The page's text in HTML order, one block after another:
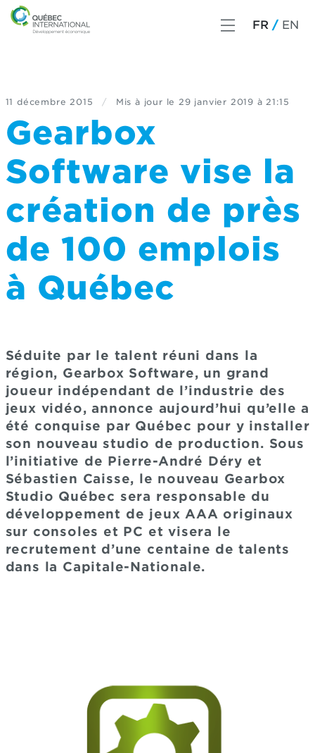
FR EN
11 décembre 2015 / Mis à jour le 29 janvier 2019 à 21:15
Gearbox
Software vise la
création de près
de 100 emplois
à Québec
Séduite par le talent réuni dans la
région, Gearbox Software, un grand
joueur indépendant de l’industrie des
jeux vidéo, annonce aujourd’hui qu’elle a
été conquise par Québec pour y installer
son nouveau studio de production. Sous
l’initiative de Pierre-André Déry et
Sébastien Caisse, le nouveau Gearbox
Studio Québec sera responsable du
développement de jeux AAA originaux
sur consoles et PC et visera le
recrutement d’une centaine de talents
dans la Capitale-Nationale.